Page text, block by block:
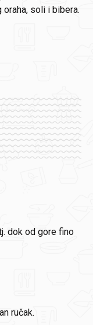
oraha, soli i bibera.
dok od gore fino
ručak.